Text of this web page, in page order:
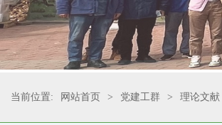
当前位置: 网站首页 > 党建工群 > 理论文献